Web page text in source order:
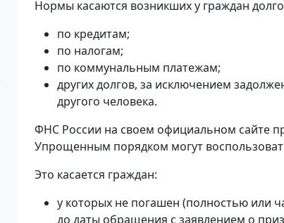
Нормы касаются возникших у граждан
по кредитам;
по налогам;
по коммунальным платежам;
других долгов, за исключением
другого человека.
ФНС России на своем официальном сайте
Упрощенным порядком могут
Это касается граждан:
у которых не погашен (полностью или
до даты обращения с заявлением о